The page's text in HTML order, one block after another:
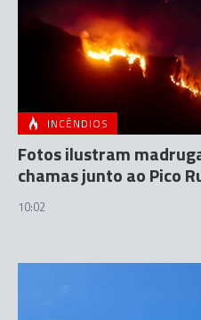
INCÊNDIOS
Fotos ilustram
chamas junto ao Pico
10:02